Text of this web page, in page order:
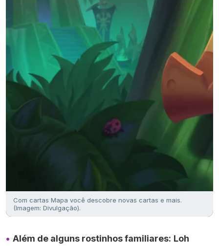
Com cartas Mapa você descobre novas cartas e mais.
(Imagem: Divulgação).
Além de alguns rostinhos familiares: Loh